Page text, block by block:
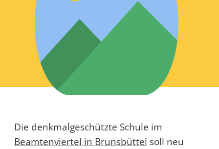
Die denkmalgeschützte Schule im
Beamtenviertel in Brunsbüttel soll neu